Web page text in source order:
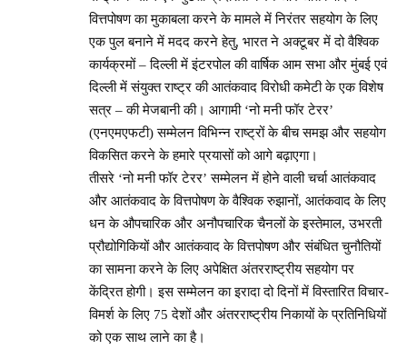
वित्तपोषण का मुकाबला करने के मामले में निरंतर सहयोग के लिए
एक पुल बनाने में मदद करने हेतु, भारत ने अक्टूबर में दो वैश्विक
कार्यक्रमों – दिल्ली में इंटरपोल की वार्षिक आम सभा और मुंबई एवं
दिल्ली में संयुक्त राष्ट्र की आतंकवाद विरोधी कमेटी के एक विशेष
सत्र – की मेजबानी की। आगामी ‘नो मनी फॉर टेरर’
(एनएमएफटी) सम्मेलन विभिन्न राष्ट्रों के बीच समझ और सहयोग
विकसित करने के हमारे प्रयासों को आगे बढ़ाएगा।
तीसरे ‘नो मनी फॉर टेरर’ सम्मेलन में होने वाली चर्चा आतंकवाद
और आतंकवाद के वित्तपोषण के वैश्विक रुझानों, आतंकवाद के लिए
धन के औपचारिक और अनौपचारिक चैनलों के इस्तेमाल, उभरती
प्रौद्योगिकियों और आतंकवाद के वित्तपोषण और संबंधित चुनौतियों
का सामना करने के लिए अपेक्षित अंतरराष्ट्रीय सहयोग पर
केंद्रित होगी। इस सम्मेलन का इरादा दो दिनों में विस्तारित विचार-
विमर्श के लिए 75 देशों और अंतरराष्ट्रीय निकायों के प्रतिनिधियों
को एक साथ लाने का है।